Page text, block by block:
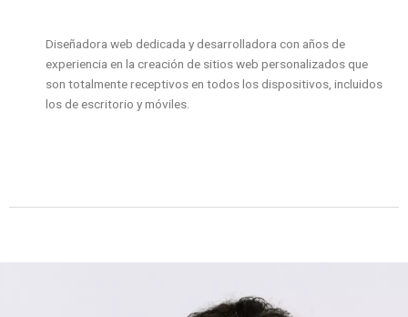
Diseñadora web dedicada y desarrolladora con años de
experiencia en la creación de sitios web personalizados que
son totalmente receptivos en todos los dispositivos, incluidos
los de escritorio y móviles.